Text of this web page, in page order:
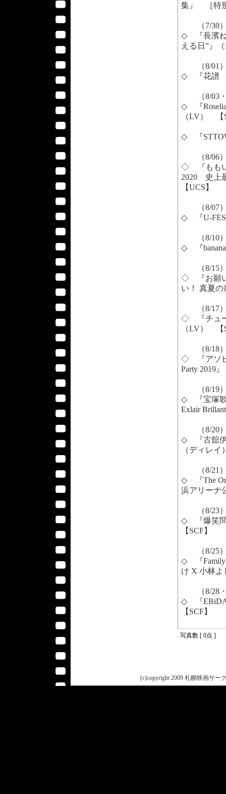
集』 ［特
（7/30
◇ 『長濱ね
える日”』
（8/01
◇ 『花譜
（8/03・
◇ 『Roselia
（LV） 【
◇ 『
（8/06
◇ 『ももい
2020 史上
【UCS】
（8/07
◇ 『U-FES
（8/10
◇ 『
（8/15
◇ 『お願い
い！ 真夏
（8/17
◇ 『チュー
（LV） 【
（8/18
◇ 『アソビ
Party 2019
（8/19
◇ 『宝塚
Exlair
（8/20
◇ 『古舘伊
（ディレ
（8/21
◇ 『The
浜アリーナ
（8/23
◇ 『爆笑
【SCF】
（8/25
◇ 『Family
け X 小林
（8/28・
◇ 『
【SCF】
写真数 [ 0点 ]
(c)copyright 2009 札幌映画サー